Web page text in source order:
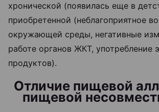
хронической (появилась еще в
приобретенной (неблагоприятное
окружающей среды, негативные
работе органов ЖКТ, употребление
продуктов).
Отличие пищевой
пищевой